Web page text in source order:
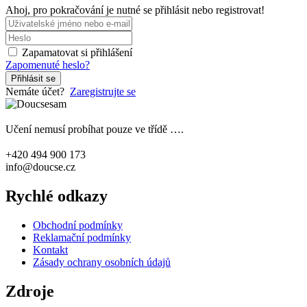
Ahoj, pro pokračování je nutné se přihlásit nebo registrovat!
Zapamatovat si přihlášení
Zapomenuté heslo?
Přihlásit se
Nemáte účet? Zaregistrujte se
Učení nemusí probíhat pouze ve třídě ….
+420 494 900 173
info@doucse.cz
Rychlé odkazy
Obchodní podmínky
Reklamační podmínky
Kontakt
Zásady ochrany osobních údajů
Zdroje